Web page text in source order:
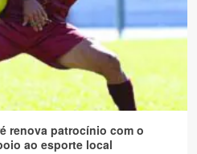
renova patrocínio com o
ao esporte local